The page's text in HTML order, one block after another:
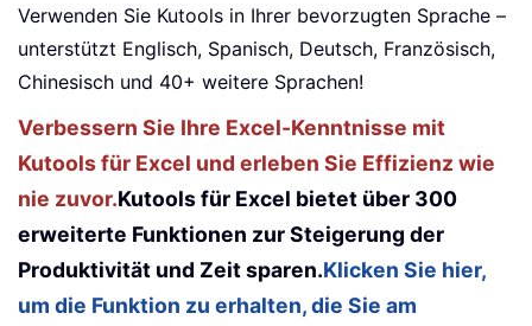
Verwenden Sie Kutools in Ihrer bevorzugten Sprache –
unterstützt Englisch, Spanisch, Deutsch, Französisch,
Chinesisch und 40+ weitere Sprachen!
Verbessern Sie Ihre Excel-Kenntnisse mit
Kutools für Excel und erleben Sie Effizienz wie
nie zuvor.Kutools für Excel bietet über 300
erweiterte Funktionen zur Steigerung der
Produktivität und Zeit sparen.Klicken Sie hier,
um die Funktion zu erhalten, die Sie am